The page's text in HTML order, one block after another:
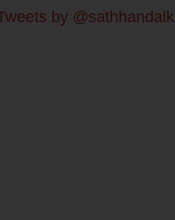
by @sathhandalk